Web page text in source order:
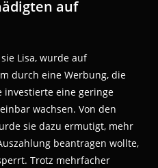
auf
Lisa, wurde auf
durch eine Werbung, die
investierte eine geringe
wachsen. Von den
sie dazu ermutigt, mehr
beantragen wollte,
Trotz mehrfacher